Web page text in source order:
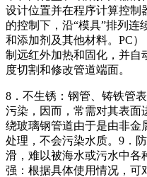
设计位置并在程序计算控制
的控制下，沿“模具”排列连
和添加剂及其他材料。PC
制远红外加热和固化，并自
度切割和修改管道端面。
8．不生锈：钢管、铸铁管
污染，因而，常需对其表面
绕玻璃钢管道由于是由非金
处理，不会污染水质。9．
滑，难以被海水或污水中各
强：根据具体使用情况，可